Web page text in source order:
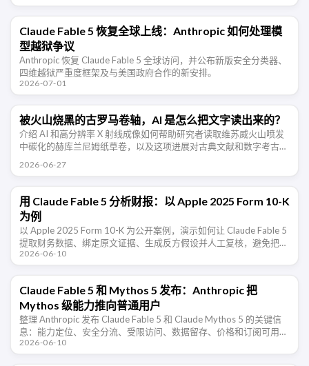
Claude Fable 5 恢复全球上线：Anthropic 如何处理模
型越狱争议
Anthropic 恢复 Claude Fable 5 全球访问，并公布新版安全分类器、
四维越狱严重度框架及与美国政府合作的新安排。
2026-07-01
被火山烧黑的古罗马卷轴，AI 是怎么把文字读出来的？
介绍 AI 和高分辨率 X 射线成像如何帮助研究者读取维苏威火山喷发
中碳化的赫库兰尼姆纸草卷，以及这项进展对古典文献和数字考古的
2026-06-27
用 Claude Fable 5 分析财报：以 Apple 2025 Form 10-K
为例
以 Apple 2025 Form 10-K 为公开案例，演示如何让 Claude Fable 5
提取财务数据、绑定原文证据、生成反方假设并人工复核，避免把
AI 当成荐股工具。
2026-06-10
Claude Fable 5 和 Mythos 5 发布：Anthropic 把
Mythos 级能力推向普通用户
整理 Anthropic 发布 Claude Fable 5 和 Claude Mythos 5 的关键信
息：能力定位、安全分流、受限访问、数据留存、价格和订阅可用
性。
2026-06-10